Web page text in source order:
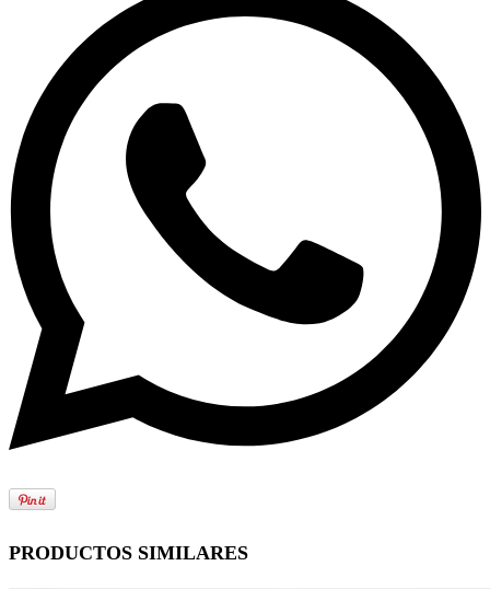
PRODUCTOS SIMILARES